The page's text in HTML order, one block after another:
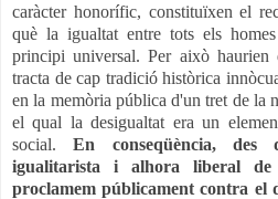
caràcter honorífic, constituïxen el
què la igualtat entre tots els
principi universal. Per això haurien
tracta de cap tradició històrica
en la memòria pública d'un tret de la
el qual la desigualtat era un
social.En conseqüència,
des
igualitarista i alhora liberal
proclamem públicament contra el